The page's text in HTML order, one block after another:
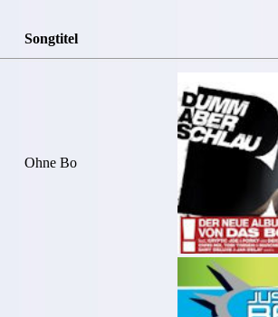
Songtitel
Ohne Bo